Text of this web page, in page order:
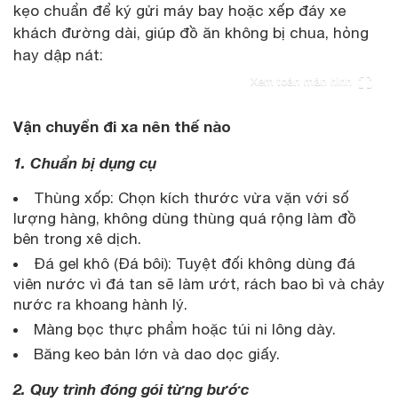
kẹo chuẩn để ký gửi máy bay hoặc xếp đáy xe
khách đường dài, giúp đồ ăn không bị chua, hỏng
hay dập nát:
Xem toàn màn hình
Vận chuyển đi xa nên thế nào
1. Chuẩn bị dụng cụ
Thùng xốp: Chọn kích thước vừa vặn với số
lượng hàng, không dùng thùng quá rộng làm đồ
bên trong xê dịch.
Đá gel khô (Đá bôi): Tuyệt đối không dùng đá
viên nước vì đá tan sẽ làm ướt, rách bao bì và chảy
nước ra khoang hành lý.
Màng bọc thực phẩm hoặc túi ni lông dày.
Băng keo bản lớn và dao dọc giấy.
2. Quy trình đóng gói từng bước